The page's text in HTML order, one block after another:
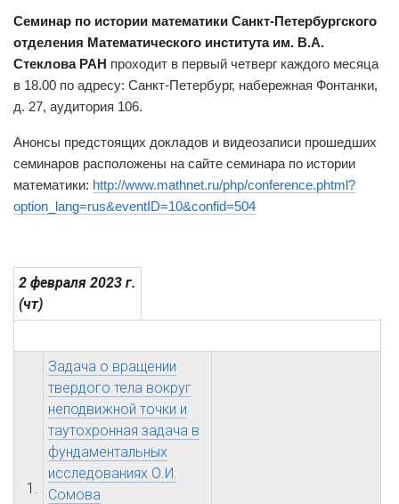
Семинар по истории математики Санкт-Петербургского
отделения Математического института им. В.А.
Стеклова РАН проходит в первый четверг каждого месяца
в 18.00 по адресу: Санкт-Петербург, набережная Фонтанки,
д. 27, аудитория 106.
Анонсы предстоящих докладов и видеозаписи прошедших
семинаров расположены на сайте семинара по истории
математики: http://www.mathnet.ru/php/conference.phtml?
option_lang=rus&eventID=10&confid=504
2 февраля 2023 г.
(чт)
1.
Задача о вращении
твердого тела вокруг
неподвижной точки и
таутохронная задача в
фундаментальных
исследованиях О.И.
Сомова